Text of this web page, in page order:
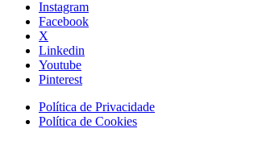
Instagram
Facebook
X
Linkedin
Youtube
Pinterest
Política de Privacidade
Política de Cookies